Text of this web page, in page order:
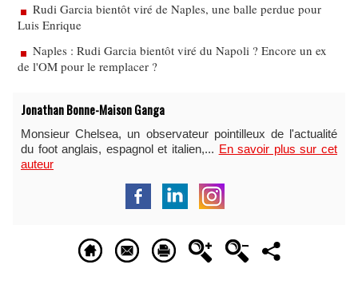
Rudi Garcia bientôt viré de Naples, une balle perdue pour
Luis Enrique
Naples : Rudi Garcia bientôt viré du Napoli ? Encore un ex
de l'OM pour le remplacer ?
Jonathan Bonne-Maison Ganga
Monsieur Chelsea, un observateur pointilleux de l'actualité
du foot anglais, espagnol et italien,... En savoir plus sur cet
auteur